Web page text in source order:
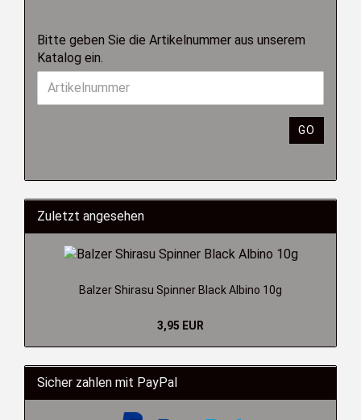
Bitte geben Sie die Artikelnummer aus unserem
Katalog ein.
GO
Zuletzt angesehen
Balzer Shirasu Spinner Black Albino 10g
3,95 EUR
Sicher zahlen mit PayPal